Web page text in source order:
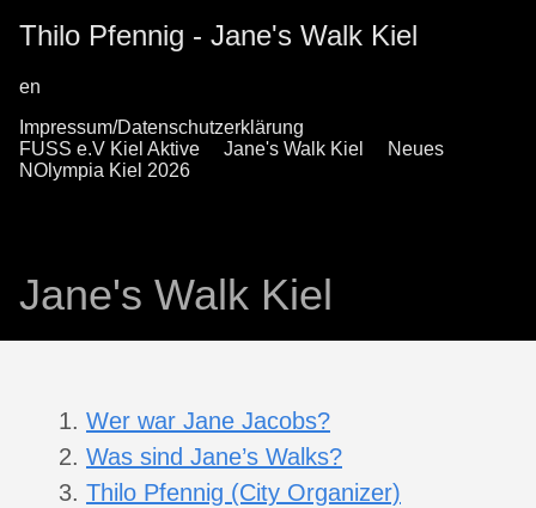
Thilo Pfennig - Jane's Walk Kiel
en
Impressum/Datenschutzerklärung
FUSS e.V Kiel Aktive
Jane's Walk Kiel
Neues
NOlympia Kiel 2026
Jane's Walk Kiel
Wer war Jane Jacobs?
Was sind Jane’s Walks?
Thilo Pfennig (City Organizer)